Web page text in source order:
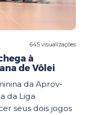
645 visualizações
à
de Vôlei
da Aprov-
da Liga
seus dois jogos